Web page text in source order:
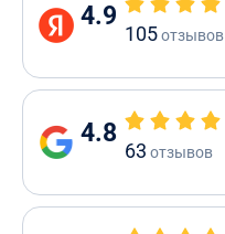
4.9
105отзывов
4.8
63 отзывов